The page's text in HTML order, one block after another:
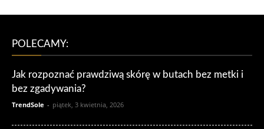
POLECAMY:
Jak rozpoznać prawdziwą skórę w butach bez metki i
bez zgadywania?
TrendSole - piątek, 3 kwietnia, 2026